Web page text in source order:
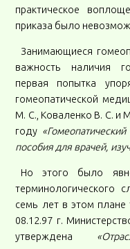
практическое
приказа было
Занимающиеся
важность наличия
первая попытка
гомеопатической
М. С., Коваленко В. С. и
году «Гомеопатический
пособия для врачей,
Но этого было
терминологического
семь лет в этом
08.12.97 г.
утверждена